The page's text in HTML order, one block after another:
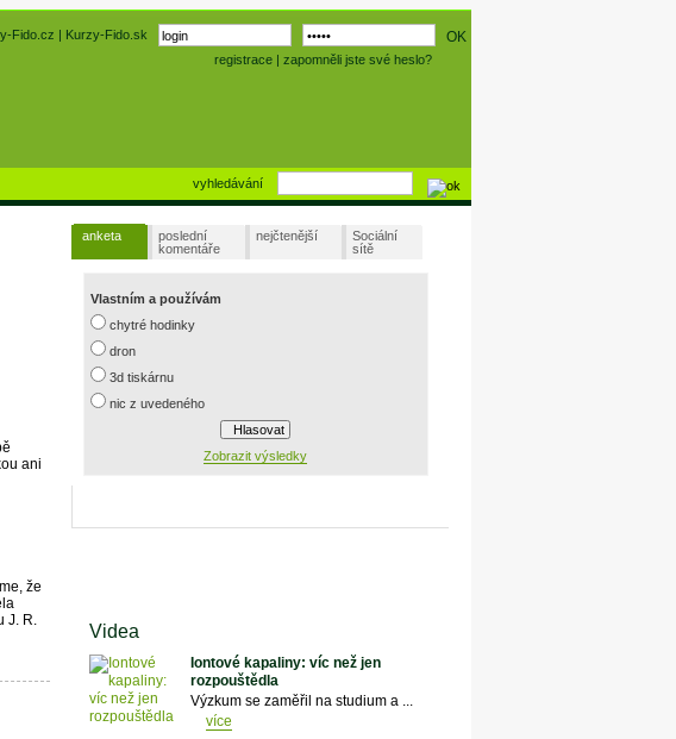
registrace | zapomněli jste své heslo?
Fido.cz | Kurzy-Fido.sk
vyhledávání
ani
že
J. R.
anketa
poslední
komentáře
nejčtenější
Sociální
sítě
Vlastním a používám
chytré hodinky
dron
3d tiskárnu
nic z uvedeného
Zobrazit výsledky
Videa
Iontové kapaliny: víc než jen
rozpouštědla
Výzkum se zaměřil na studium a ...
více